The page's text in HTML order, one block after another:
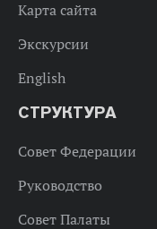
Карта сайта
Экскурсии
English
СТРУКТУРА
Совет Федерации
Руководство
Совет Палаты